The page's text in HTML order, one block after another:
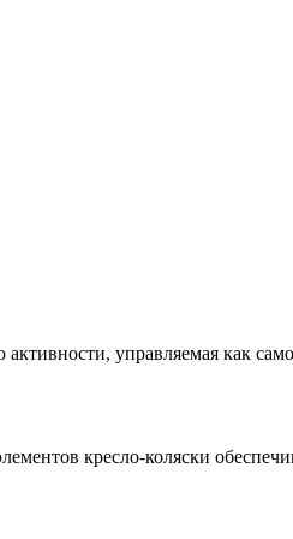
управляемая как
кресло-коляски